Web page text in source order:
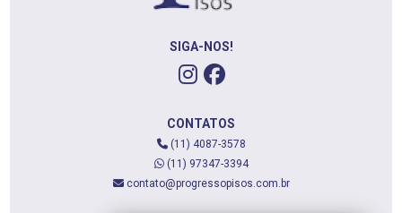
SIGA-NOS!
CONTATOS
(11) 4087-3578
(11) 97347-3394
contato@progressopisos.com.br